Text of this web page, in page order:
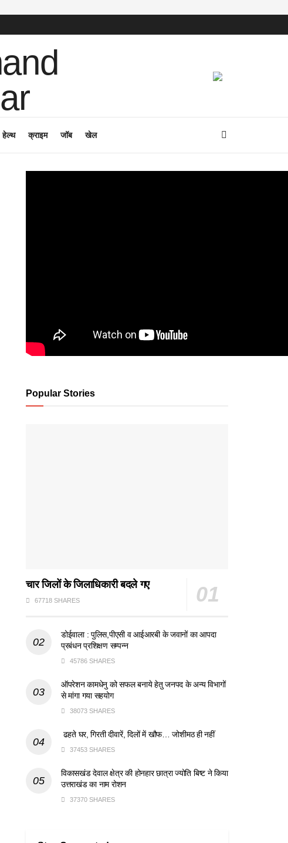
हेल्थ क्राइम जॉब खेल
Popular Stories
चार जिलों के जिलाधिकारी बदले गए
67718 SHARES
डोईवाला : पुलिस,पीएसी व आईआरबी के जवानों का आपदा
प्रबंधन प्रशिक्षण सम्पन्न
45786 SHARES
ऑपरेशन कामधेनु को सफल बनाये हेतु जनपद के अन्य विभागों
से मांगा गया सहयोग
38073 SHARES
ढहते घर, गिरती दीवारें, दिलों में खौफ… जोशीमठ ही नहीं
37453 SHARES
विकासखंड देवाल क्षेत्र की होनहार छात्रा ज्योति बिष्ट ने किया
उत्तराखंड का नाम रोशन
37370 SHARES